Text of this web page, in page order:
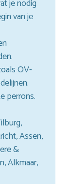
je nodig
van je
OV-
perrons.
Assen,
&
Alkmaar,